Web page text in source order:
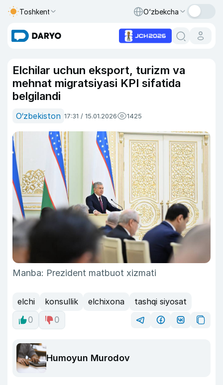
Toshkent O‘zbekcha
Elchilar uchun eksport, turizm va
mehnat migratsiyasi KPI sifatida
belgilandi
O‘zbekiston 17:31 / 15.01.2026 1425
Manba: Prezident matbuot xizmati
elchi konsullik elchixona
tashqi siyosat
0
0
Humoyun Murodov